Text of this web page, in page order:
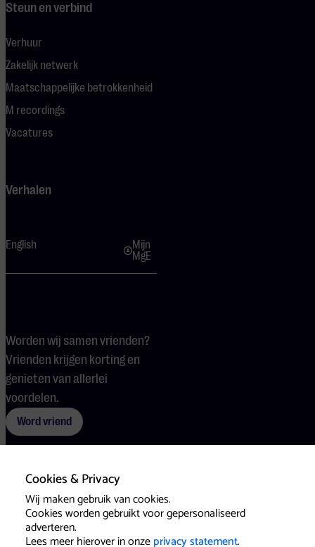
Cookies & Privacy
Wij maken gebruik van cookies.
Cookies worden gebruikt voor gepersonaliseerd
adverteren.
Lees meer hierover in onzeprivacy statement.
Steun en verbind
Verhuur
Zakelijk netwerk
Maatschappelijke betrokkenheid
M recordings
Vacatures
Verhalen
English
Mijn
MgE
Worden wij samen vrienden?
Vrienden krijgen korting en
genieten van allerlei
voordelen.
Word vriend
Voorwaarden CookiesPers